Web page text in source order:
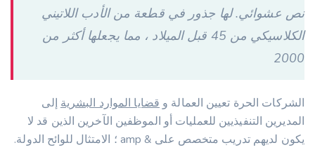
نص عشوائي. لها جذور في قطعة من الأدب اللاتيني
الكلاسيكي من 45 قبل الميلاد ، مما يجعلها أكثر من
2000
الشركات الحرة تعيين العمالة و قضايا الموارد البشرية إلى
المديرين التنفيذيين للعمليات أو الموظفين الآخرين الذين قد لا
يكون لديهم تدريب متخصص على & amp ؛ الامتثال للوائح الدولة.